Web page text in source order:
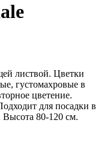
листвой. Цветки
густомахровые в
цветение.
для посадки в
Высота 80-120 см.